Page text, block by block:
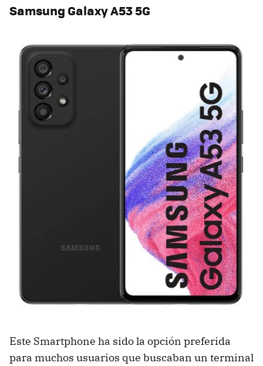
Samsung Galaxy A53 5G
Este Smartphone ha sido la opción preferida
para muchos usuarios que buscaban un terminal